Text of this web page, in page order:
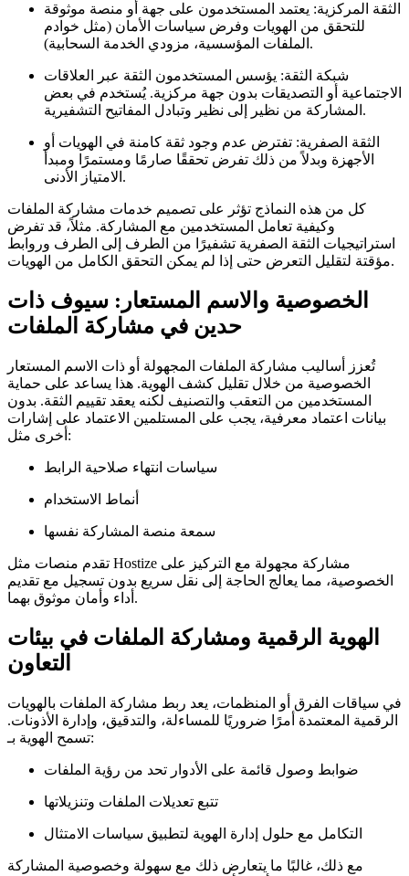
الثقة المركزية: يعتمد المستخدمون على جهة أو منصة موثوقة
للتحقق من الهويات وفرض سياسات الأمان (مثل خوادم
الملفات المؤسسية، مزودي الخدمة السحابية).
شبكة الثقة: يؤسس المستخدمون الثقة عبر العلاقات
الاجتماعية أو التصديقات بدون جهة مركزية. يُستخدم في بعض
المشاركة من نظير إلى نظير وتبادل المفاتيح التشفيرية.
الثقة الصفرية: تفترض عدم وجود ثقة كامنة في الهويات أو
الأجهزة وبدلاً من ذلك تفرض تحققًا صارمًا ومستمرًا ومبدأ
الامتياز الأدنى.
كل من هذه النماذج تؤثر على تصميم خدمات مشاركة الملفات
وكيفية تعامل المستخدمين مع المشاركة. مثلاً، قد تفرض
استراتيجيات الثقة الصفرية تشفيرًا من الطرف إلى الطرف وروابط
مؤقتة لتقليل التعرض حتى إذا لم يمكن التحقق الكامل من الهويات.
الخصوصية والاسم المستعار: سيوف ذات
حدين في مشاركة الملفات
تُعزز أساليب مشاركة الملفات المجهولة أو ذات الاسم المستعار
الخصوصية من خلال تقليل كشف الهوية. هذا يساعد على حماية
المستخدمين من التعقب والتصنيف لكنه يعقد تقييم الثقة. بدون
بيانات اعتماد معرفية، يجب على المستلمين الاعتماد على إشارات
أخرى مثل:
سياسات انتهاء صلاحية الرابط
أنماط الاستخدام
سمعة منصة المشاركة نفسها
تقدم منصات مثل Hostize مشاركة مجهولة مع التركيز على
الخصوصية، مما يعالج الحاجة إلى نقل سريع بدون تسجيل مع تقديم
أداء وأمان موثوق بهما.
الهوية الرقمية ومشاركة الملفات في بيئات
التعاون
في سياقات الفرق أو المنظمات، يعد ربط مشاركة الملفات بالهويات
الرقمية المعتمدة أمرًا ضروريًا للمساءلة، والتدقيق، وإدارة الأذونات.
تسمح الهوية بـ:
ضوابط وصول قائمة على الأدوار تحد من رؤية الملفات
تتبع تعديلات الملفات وتنزيلاتها
التكامل مع حلول إدارة الهوية لتطبيق سياسات الامتثال
مع ذلك، غالبًا ما يتعارض ذلك مع سهولة وخصوصية المشاركة